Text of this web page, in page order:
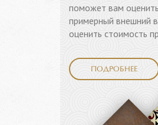
поможет вам оценить
примерный внешний
оценить стоимость
ПОДРОБНЕЕ